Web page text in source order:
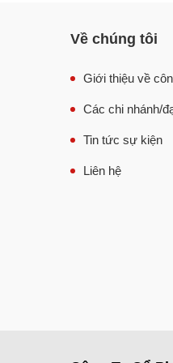
nấu xôi, hấp
Về chúng tôi
Giới thiệu về
Các chi nhánh/
Tin tức sự kiện
Liên hệ